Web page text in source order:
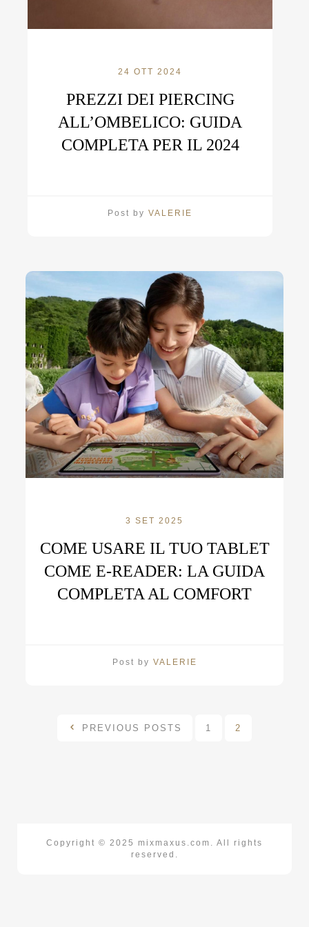
24 OTT 2024
PREZZI DEI PIERCING
ALL’OMBELICO: GUIDA
COMPLETA PER IL 2024
Post by VALERIE
3 SET 2025
COME USARE IL TUO TABLET
COME E-READER: LA GUIDA
COMPLETA AL COMFORT
Post by VALERIE
PREVIOUS POSTS 1 2
Copyright © 2025 mixmaxus.com. All rights
reserved.